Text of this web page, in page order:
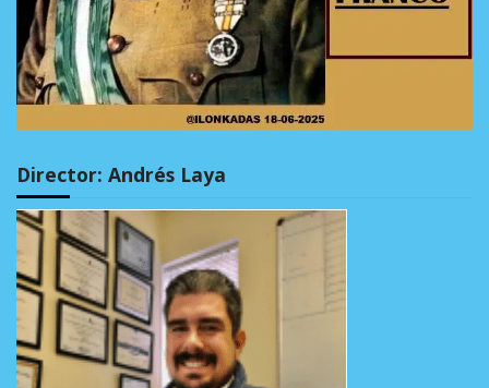
Director: Andrés Laya